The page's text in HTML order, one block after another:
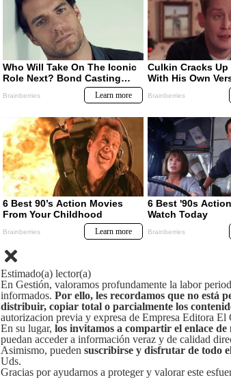
Estimado(a) lector(a)
En Gestión, valoramos profundamente la labor
informados. Por ello, les recordamos que no está
distribuir, copiar total o parcialmente los
autorizacion previa y expresa de Empresa Editora El
En su lugar, los invitamos a compartir el enlace de
puedan acceder a información veraz y de calidad
Asimismo, pueden suscribirse y disfrutar de todo
Uds.
Gracias por ayudarnos a proteger y valorar este